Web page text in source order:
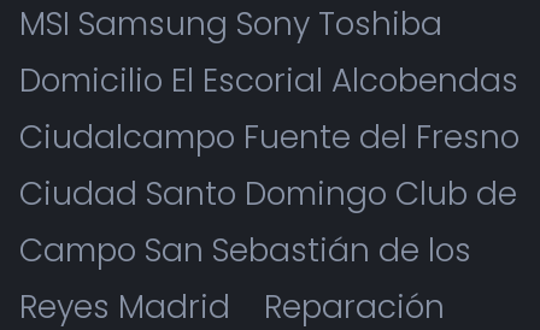
MSI Samsung Sony Toshiba
Domicilio El Escorial Alcobendas
Ciudalcampo Fuente del Fresno
Ciudad Santo Domingo Club de
Campo San Sebastián de los
Reyes Madrid
Reparación